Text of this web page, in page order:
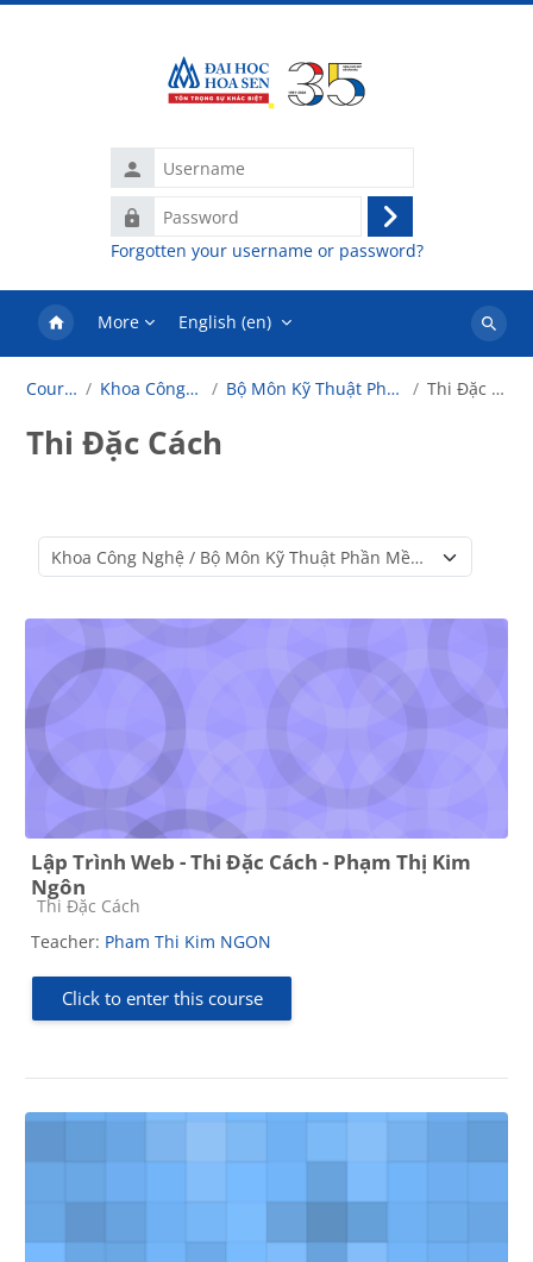
Username
Password
Log
in
Forgotten your username or password?
More English ‎(en)‎
Search
Courses Khoa Công Nghệ Bộ Môn Kỹ Thuật Phần Mềm Thi Đặc Cách
Thi Đặc Cách
Course categories
Lập Trình Web - Thi Đặc Cách - Phạm Thị Kim
Ngôn
Course category
Thi Đặc Cách
Teacher: Pham Thi Kim NGON
Click to enter this course